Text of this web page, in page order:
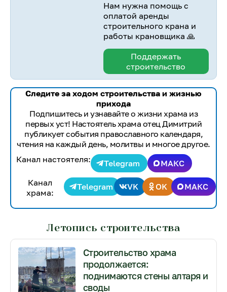
Нам нужна помощь с
оплатой аренды
строительного крана и
работы крановщика 🙏
Поддержать
строительство
Следите за ходом строительства и жизнью
прихода
Подпишитесь и узнавайте о жизни храма из
первых уст! Настоятель храма отец Димитрий
публикует события православного календаря,
чтения на каждый день, молитвы и многое другое.
Канал настоятеля:
Telegram
МАКС
Канал
храма:
Telegram VK OK МАКС
Летопись строительства
Строительство храма
продолжается:
поднимаются стены алтаря и
своды